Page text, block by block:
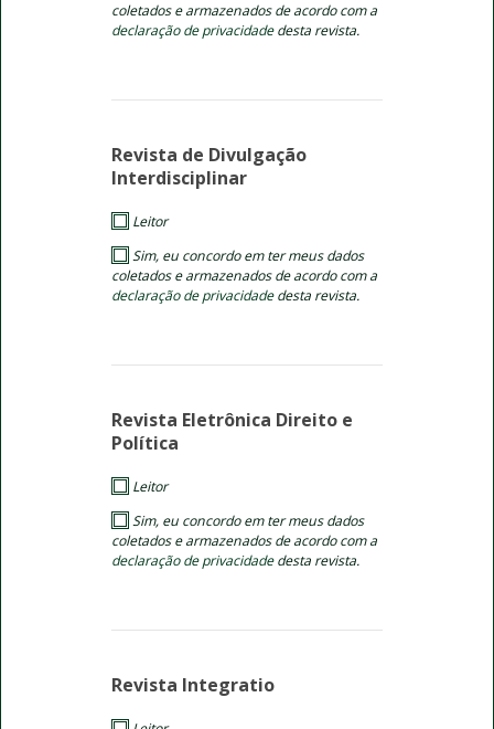
coletados e armazenados de acordo com a
declaração de privacidadedesta revista.
Revista de Divulgação
Interdisciplinar
Leitor
coletados e armazenados de acordo com a
declaração de privacidadedesta revista.
Revista Eletrônica Direito e
Política
Leitor
coletados e armazenados de acordo com a
declaração de privacidadedesta revista.
Revista Integratio